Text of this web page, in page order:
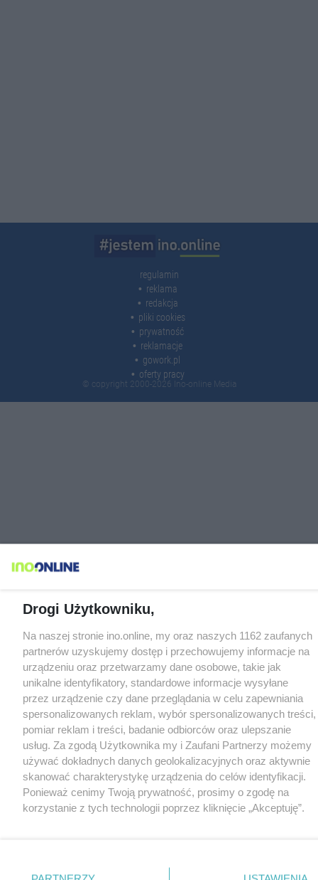
regulamin
reklama
redakcja
pliki cookies
prywatność
reklamacje
gowork.pl
oferty pracy
© copyright 2000-2026 Ino-online Media
Drogi Użytkowniku,
Na naszej stronie ino.online, my oraz naszych 1162 zaufanych
partnerów uzyskujemy dostęp i przechowujemy informacje na
urządzeniu oraz przetwarzamy dane osobowe, takie jak
unikalne identyfikatory, standardowe informacje wysyłane
przez urządzenie czy dane przeglądania w celu zapewniania
spersonalizowanych reklam, wybór spersonalizowanych treści,
pomiar reklam i treści, badanie odbiorców oraz ulepszanie
usług. Za zgodą Użytkownika my i Zaufani Partnerzy możemy
używać dokładnych danych geolokalizacyjnych oraz aktywnie
skanować charakterystykę urządzenia do celów identyfikacji.
Ponieważ cenimy Twoją prywatność, prosimy o zgodę na
korzystanie z tych technologii poprzez kliknięcie „Akceptuję”.
nie wymagają zgody użytkownika, ale masz prawo sprzeciwić